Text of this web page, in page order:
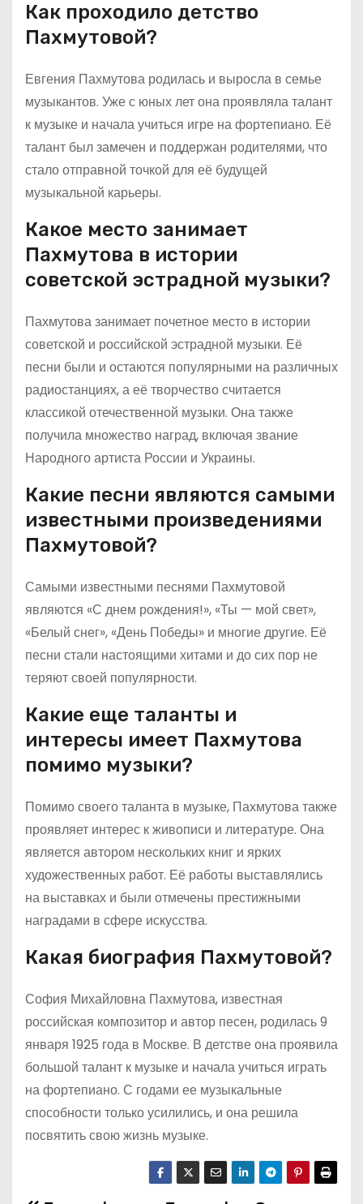
Как проходило детство
Пахмутовой?
Евгения Пахмутова родилась и выросла в семье
музыкантов. Уже с юных лет она проявляла талант
к музыке и начала учиться игре на фортепиано. Её
талант был замечен и поддержан родителями, что
стало отправной точкой для её будущей
музыкальной карьеры.
Какое место занимает
Пахмутова в истории
советской эстрадной музыки?
Пахмутова занимает почетное место в истории
советской и российской эстрадной музыки. Её
песни были и остаются популярными на различных
радиостанциях, а её творчество считается
классикой отечественной музыки. Она также
получила множество наград, включая звание
Народного артиста России и Украины.
Какие песни являются самыми
известными произведениями
Пахмутовой?
Самыми известными песнями Пахмутовой
являются «С днем рождения!», «Ты — мой свет»,
«Белый снег», «День Победы» и многие другие. Её
песни стали настоящими хитами и до сих пор не
теряют своей популярности.
Какие еще таланты и
интересы имеет Пахмутова
помимо музыки?
Помимо своего таланта в музыке, Пахмутова также
проявляет интерес к живописи и литературе. Она
является автором нескольких книг и ярких
художественных работ. Её работы выставлялись
на выставках и были отмечены престижными
наградами в сфере искусства.
Какая биография Пахмутовой?
София Михайловна Пахмутова, известная
российская композитор и автор песен, родилась 9
января 1925 года в Москве. В детстве она проявила
большой талант к музыке и начала учиться играть
на фортепиано. С годами ее музыкальные
способности только усилились, и она решила
посвятить свою жизнь музыке.